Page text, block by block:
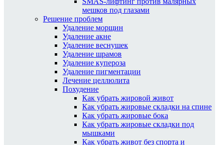
мешков под глазами
Решение проблем
Удаление морщин
Удаление акне
Удаление веснушек
Удаление шрамов
Удаление купероза
Удаление пигментации
Лечение целлюлита
Похудение
Как убрать жировой живот
Как убрать жировые складки на спине
Как убрать жировые бока
Как убрать жировые складки под
мышками
Как убрать живот без спорта и